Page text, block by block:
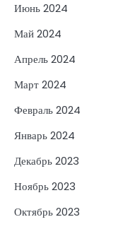
Июнь 2024
Май 2024
Апрель 2024
Март 2024
Февраль 2024
Январь 2024
Декабрь 2023
Ноябрь 2023
Октябрь 2023